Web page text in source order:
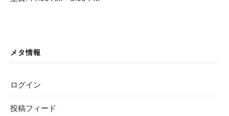
メタ情報
ログイン
投稿フィード